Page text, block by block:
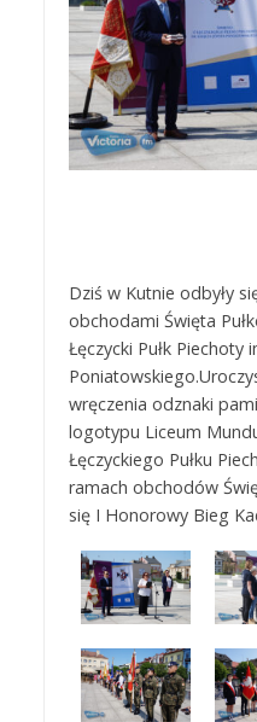
Dziś w Kutnie odbyły
obchodami Święta
Łęczycki Pułk Piechoty
wręczenia odznaki
logotypu Liceum
Łęczyckiego Pułku
ramach obchodów
się I Honorowy Bieg